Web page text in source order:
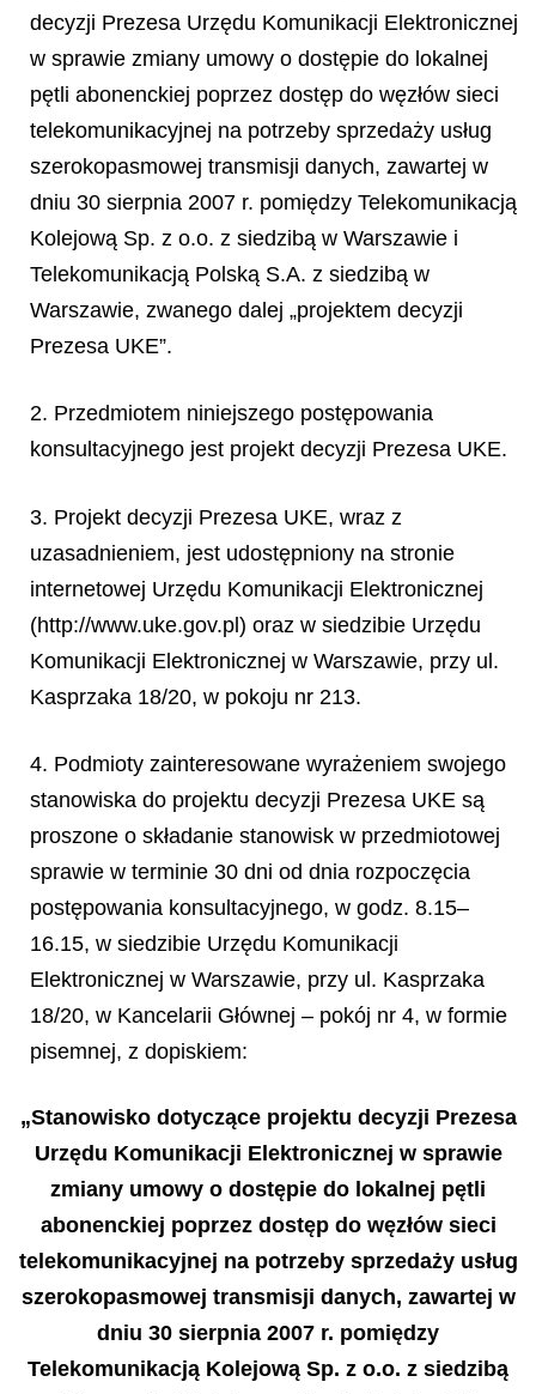
decyzji Prezesa Urzędu Komunikacji Elektronicznej
w sprawie zmiany umowy o dostępie do lokalnej
pętli abonenckiej poprzez dostęp do węzłów sieci
telekomunikacyjnej na potrzeby sprzedaży usług
szerokopasmowej transmisji danych, zawartej w
dniu 30 sierpnia 2007 r. pomiędzy Telekomunikacją
Kolejową Sp. z o.o. z siedzibą w Warszawie i
Telekomunikacją Polską S.A. z siedzibą w
Warszawie, zwanego dalej „projektem decyzji
Prezesa UKE”.
2. Przedmiotem niniejszego postępowania
konsultacyjnego jest projekt decyzji Prezesa UKE.
3. Projekt decyzji Prezesa UKE, wraz z
uzasadnieniem, jest udostępniony na stronie
internetowej Urzędu Komunikacji Elektronicznej
(http://www.uke.gov.pl) oraz w siedzibie Urzędu
Komunikacji Elektronicznej w Warszawie, przy ul.
Kasprzaka 18/20, w pokoju nr 213.
4. Podmioty zainteresowane wyrażeniem swojego
stanowiska do projektu decyzji Prezesa UKE są
proszone o składanie stanowisk w przedmiotowej
sprawie w terminie 30 dni od dnia rozpoczęcia
postępowania konsultacyjnego, w godz. 8.15–
16.15, w siedzibie Urzędu Komunikacji
Elektronicznej w Warszawie, przy ul. Kasprzaka
18/20, w Kancelarii Głównej – pokój nr 4, w formie
pisemnej, z dopiskiem:
„Stanowisko dotyczące projektu decyzji Prezesa
Urzędu Komunikacji Elektronicznej w sprawie
zmiany umowy o dostępie do lokalnej pętli
abonenckiej poprzez dostęp do węzłów sieci
telekomunikacyjnej na potrzeby sprzedaży usług
szerokopasmowej transmisji danych, zawartej w
dniu 30 sierpnia 2007 r. pomiędzy
Telekomunikacją Kolejową Sp. z o.o. z siedzibą